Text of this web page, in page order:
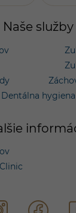
Naše služby
Dentálna hygiena